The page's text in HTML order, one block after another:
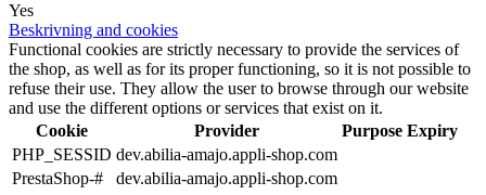
Yes
Beskrivning and cookies
Functional cookies are strictly necessary to provide the services of
the shop, as well as for its proper functioning, so it is not possible to
refuse their use. They allow the user to browse through our website
and use the different options or services that exist on it.
Cookie
Provider Purpose Expiry
PHP_SESSID dev.abilia-amajo.appli-shop.com
PrestaShop-#
dev.abilia-amajo.appli-shop.com